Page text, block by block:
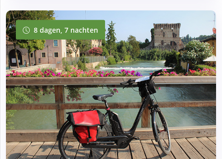
8 dagen, 7 nachten
8 dagen, 7 nachten